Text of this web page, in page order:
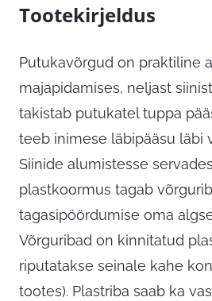
Tootekirjeldus
Putukavõrgud on praktiline
majapidamises, neljast
takistab putukatel tuppa
teeb inimese läbipääsu läbi
Siinide alumistesse
plastkoormus tagab
tagasipöördumise oma
Võrguribad on kinnitatud
riputatakse seinale kahe
tootes). Plastriba saab ka